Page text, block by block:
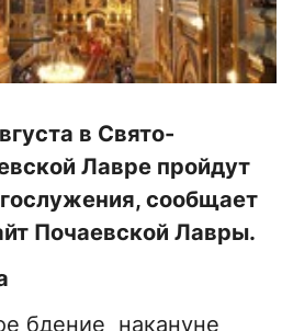
в Свято-
Лавре пройдут
сообщает
Почаевской Лавры.
бдение накануне